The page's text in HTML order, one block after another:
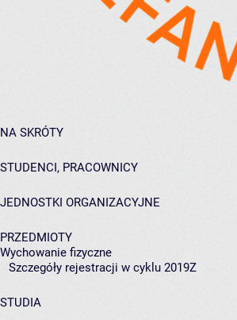
NA SKRÓTY
STUDENCI, PRACOWNICY
JEDNOSTKI ORGANIZACYJNE
PRZEDMIOTY
Wychowanie fizyczne
Szczegóły rejestracji w cyklu 2019Z
STUDIA